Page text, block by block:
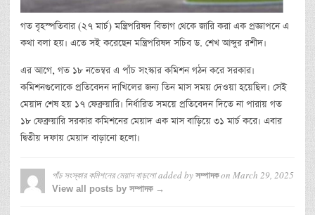
গত বৃহস্পতিবার (২৭ মার্চ) মন্ত্রিপরিষদ বিভাগ থেকে জারি করা এক প্রজ্ঞাপনে এ
কথা বলা হয়। এতে সই করেছেন মন্ত্রিপরিষদ সচিব ড. শেখ আব্দুর রশীদ।
এর আগে, গত ১৮ নভেম্বর এ পাঁচ সংস্কার কমিশন গঠন করে সরকার।
কমিশনগুলোকে প্রতিবেদন দাখিলের জন্য তিন মাস সময় দেওয়া হয়েছিল। সেই
মেয়াদ শেষ হয় ১৭ ফেব্রুয়ারি। নির্ধারিত সময়ে প্রতিবেদন দিতে না পারায় গত
১৮ ফেব্রুয়ারি সরকার কমিশনের মেয়াদ এক মাস বাড়িয়ে ৩১ মার্চ করে। এবার
দ্বিতীয় দফায় মেয়াদ বাড়ানো হলো।
পাঁচ সংস্কার কমিশনের মেয়াদ বাড়লোadded by সম্পাদকon March 29, 2025
View all posts by সম্পাদক →